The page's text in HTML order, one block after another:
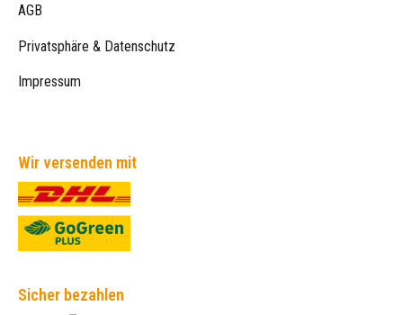
AGB
Privatsphäre & Datenschutz
Impressum
Wir versenden mit
Sicher bezahlen